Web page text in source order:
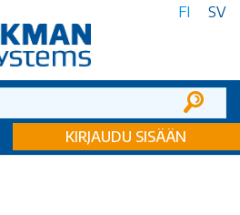
FI SV
KIRJAUDU SISÄÄN